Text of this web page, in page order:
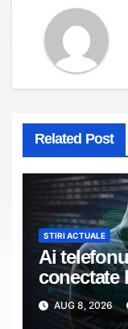
Related Post
STIRI ACTUALE
Ai
conectate
care mulți
AUG 8, 2026